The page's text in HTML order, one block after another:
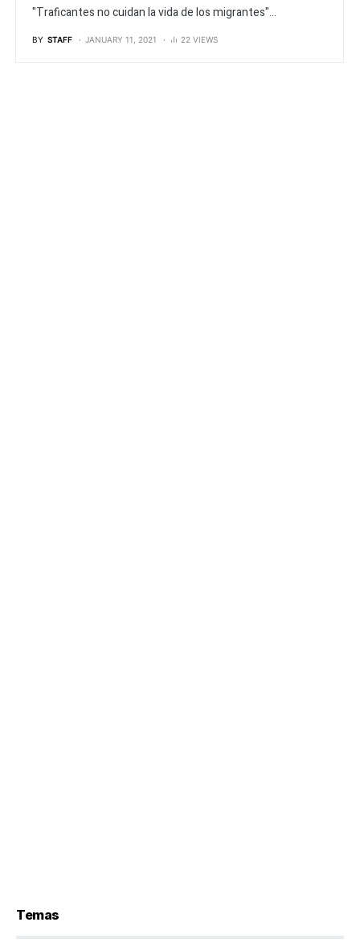
"Traficantes no cuidan la vida de los migrantes"...
BY STAFF JANUARY 11, 2021 22 VIEWS
Temas